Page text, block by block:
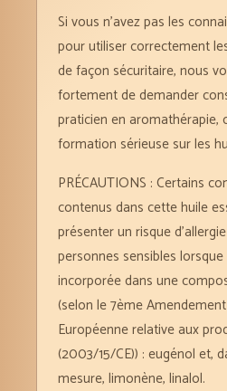
Si vous n’avez pas les
pour utiliser correctement
de façon sécuritaire, nous
fortement de demander
praticien en aromathérapie,
formation sérieuse sur les
PRÉCAUTIONS : Certains
contenus dans cette huile
présenter un risque
personnes sensibles
incorporée dans une
(selon le 7ème
Européenne relative aux
(2003/15/CE)) : eugénol et,
mesure, limonène, linalol.